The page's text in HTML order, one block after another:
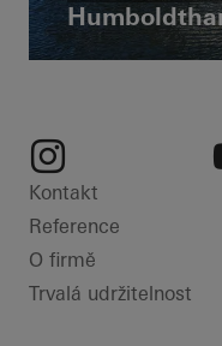
Bytový dům
Pasivní dům
Instagram
Kontakt
Reference
O firmě
Trvalá udržitelnost